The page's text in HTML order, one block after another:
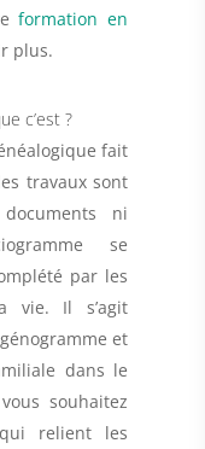
formation en
plus.
c’est ?
fait
travaux sont
ni
se
par les
vie. Il s’agit
et
dans le
souhaitez
relient les